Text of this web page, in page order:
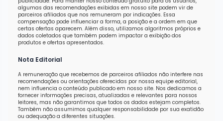
algumas das recomendações exibidas em nosso site podem vir de
parceiros afiliados que nos remuneram por indicações. Essa
compensação pode influenciar a forma, a posição e a ordem em que
certas ofertas aparecem. Além disso, utilizamos algoritmos próprios e
dados coletados que também podem impactar a exibição dos
produtos e ofertas apresentados.
Nota Editorial
A remuneração que recebemos de parceiros afiliados não interfere nas
recomendações ou orientações oferecidas por nossa equipe editorial,
nem influencia o conteúdo publicado em nosso site. Nos dedicamos a
fornecer informações precisas, atualizadas e relevantes para nossos
leitores, mas não garantimos que todos os dados estejam completos.
Também não assumimos qualquer responsabilidade por sua exatidão
ou adequação a diferentes situações.